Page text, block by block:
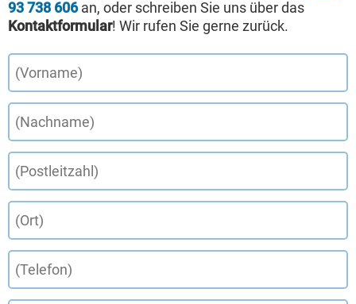
93 738 606an, oder schreiben Sie uns über das
Kontaktformular! Wir rufen Sie gerne zurück.